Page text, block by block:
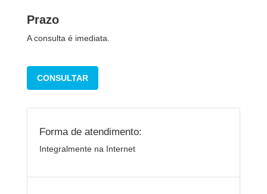
Prazo
A consulta é imediata.
CONSULTAR
Forma de atendimento:
Integralmente na Internet